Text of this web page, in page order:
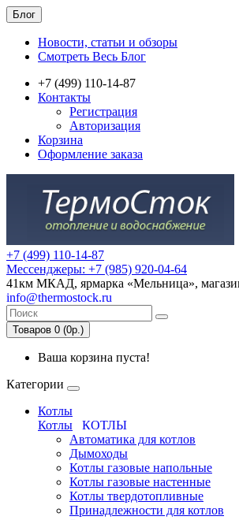
Блог
Новости, статьи и обзоры
Смотреть Весь Блог
+7 (499) 110-14-87
Контакты
Регистрация
Авторизация
Корзина
Оформление заказа
+7 (499) 110-14-87
Мессенджеры: +7 (985) 920-04-64
41км МКАД, ярмарка «Мельница»,
info@thermostock.ru
Товаров 0 (0р.)
Ваша корзина пуста!
Категории
Котлы
Котлы
КОТЛЫ
Автоматика для котлов
Дымоходы
Котлы газовые напольные
Котлы газовые настенные
Котлы твердотопливные
Принадлежности для котлов